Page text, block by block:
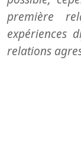
première
expériences
relations